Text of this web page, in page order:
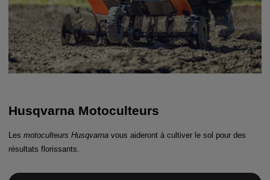
Husqvarna Motoculteurs
Les motoculteurs Husqvarna vous aideront à cultiver le sol pour des
résultats florissants.